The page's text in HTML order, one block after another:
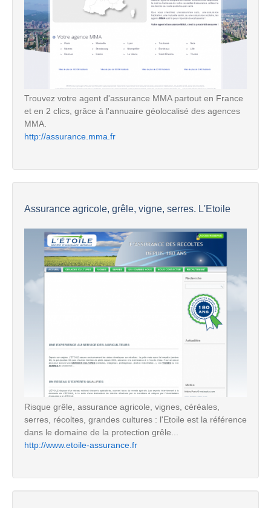
Trouvez votre agent d'assurance MMA partout en France
et en 2 clics, grâce à l'annuaire géolocalisé des agences
MMA.
http://assurance.mma.fr
Assurance agricole, grêle, vigne, serres. L'Etoile
Risque grêle, assurance agricole, vignes, céréales,
serres, récoltes, grandes cultures : l'Etoile est la référence
dans le domaine de la protection grêle...
http://www.etoile-assurance.fr